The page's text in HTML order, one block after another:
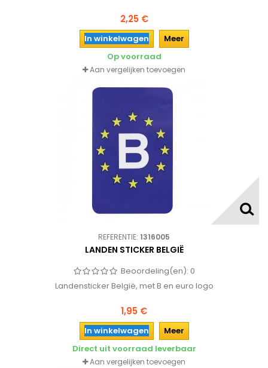
2,25 €
In winkelwagen
Meer
Op voorraad
Aan vergelijken toevoegen
REFERENTIE: 1316005
LANDEN STICKER BELGIË
Beoordeling(en): 0
Landensticker België, met B en euro logo
1,95 €
In winkelwagen
Meer
Direct uit voorraad leverbaar
Aan vergelijken toevoegen